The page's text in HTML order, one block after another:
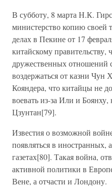
В субботу, 8 марта Н.К.
министерство копию своей
делах в Пекине от 17
китайскому правительству,
дружественных отношений
воздержаться от казни Чун
Кояндера, что китайцы не
воевать из-за Или и Боянху,
Цзунтан[79].
Известия о возможной
появляться в иностранных,
газетах[80]. Такая война,
активной политики в
Вене, а отчасти и Лондону.